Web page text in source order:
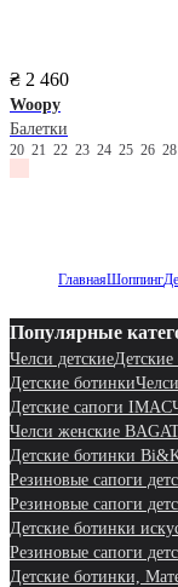
₴ 2 460
Woopy
Балетки
20 21 22 23 24 25 26 28
ГлавнаяШоппинг
Популярные
Челси детскиеДетские
Детские ботинки
Детские сапоги IMAC
Челси женские
Детские ботинки
Резиновые сапоги
Резиновые сапоги
Детские ботинки
Резиновые сапоги
Детские ботинки,